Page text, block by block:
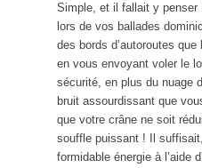
Simple, et il fallait y penser
lors de vos ballades
des bords d’autoroutes
en vous envoyant voler le
sécurité, en plus du nuage
bruit assourdissant que
que votre crâne ne soit
souffle puissant ! Il
formidable énergie à l’aide